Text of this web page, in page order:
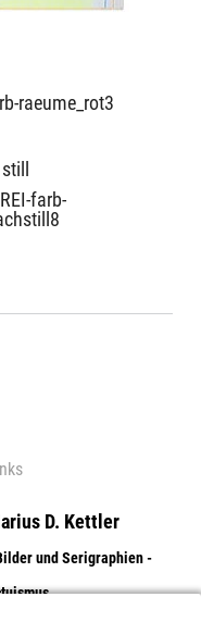
D. Kettler
und Serigraphien -